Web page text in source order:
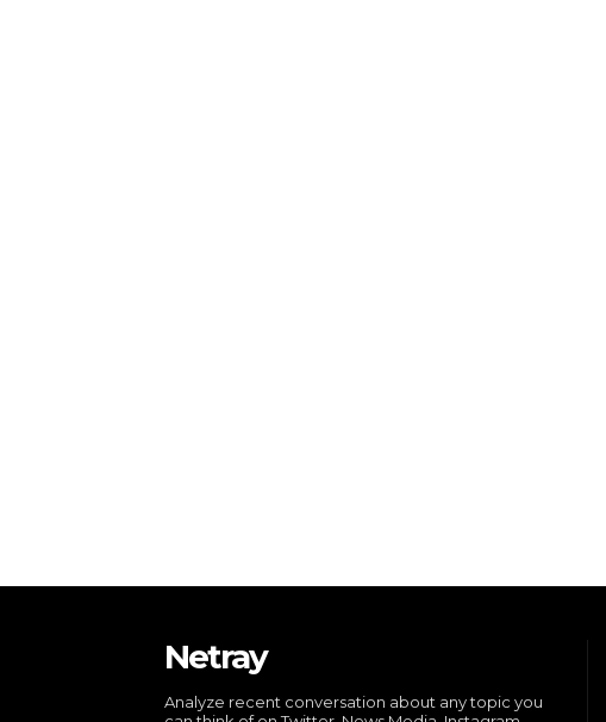
Netray
Analyze recent conversation about any topic you